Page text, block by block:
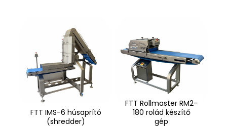
FTT IMS-6 húsaprító
(shredder)
FTT Rollmaster RM2-
180 rolád készítő
gép